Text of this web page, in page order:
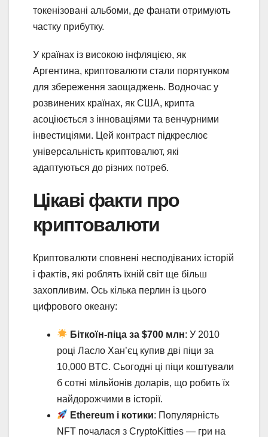
токенізовані альбоми, де фанати отримують
частку прибутку.
У країнах із високою інфляцією, як
Аргентина, криптовалюти стали порятунком
для збереження заощаджень. Водночас у
розвинених країнах, як США, крипта
асоціюється з інноваціями та венчурними
інвестиціями. Цей контраст підкреслює
універсальність криптовалют, які
адаптуються до різних потреб.
Цікаві факти про
криптовалюти
Криптовалюти сповнені несподіваних історій
і фактів, які роблять їхній світ ще більш
захопливим. Ось кілька перлин із цього
цифрового океану:
Біткоїн-піца за $700 млн: У 2010
році Ласло Хан’єц купив дві піци за
10,000 BTC. Сьогодні ці піци коштували
б сотні мільйонів доларів, що робить їх
найдорожчими в історії.
Ethereum і котики: Популярність
NFT почалася з CryptoKitties — гри на